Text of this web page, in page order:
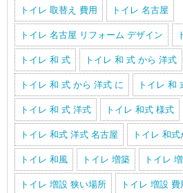
トイレ 取替え 費用 トイレ 名古屋
トイレ 名古屋 リフォーム デザイン
トイレ 和 式 トイレ 和 式 から 洋式
トイレ 和 式 から 洋式 に トイレ 和
トイレ 和 式 洋式 トイレ 和式 様式
トイレ 和式 洋式 名古屋 トイレ 和
トイレ 和風 トイレ 増築 トイレ
トイレ 増設 狭い場所 トイレ 増設 費